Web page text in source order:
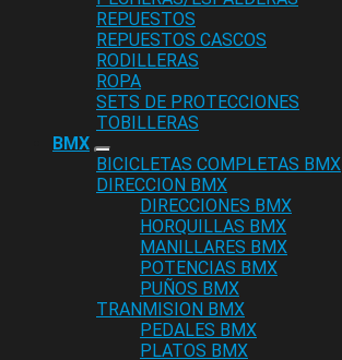
REPUESTOS
REPUESTOS CASCOS
RODILLERAS
ROPA
SETS DE PROTECCIONES
TOBILLERAS
BMX
BICICLETAS COMPLETAS BMX
DIRECCION BMX
DIRECCIONES BMX
HORQUILLAS BMX
MANILLARES BMX
POTENCIAS BMX
PUÑOS BMX
TRANMISION BMX
PEDALES BMX
PLATOS BMX